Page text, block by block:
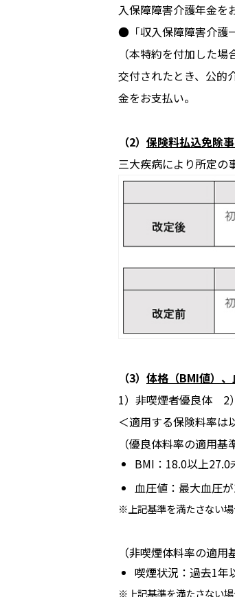
入保障障害介護年金を
●「収入保障障害介護
（本特約を付加した
交付されたとき、公的
金をお支払い。
（2） 保険料払込免除
三大疾病により所定の
（3） 体格（BMI値）
1）非喫煙者優良体 2
＜適用する保険料率は
（優良体料率の適用基
BMI：18.0以上27.0
血圧値：最大血圧
※上記基準を満たさない
（非喫煙体料率の適用
喫煙状況：過去1年
※上記基準を満たさない